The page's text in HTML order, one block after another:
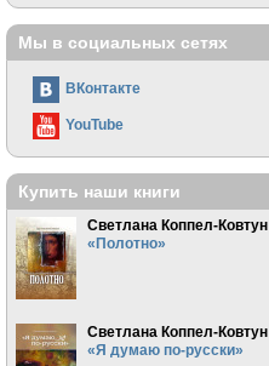
Мы в социальных сетях
ВКонтакте
YouTube
Купить наши книги
Светлана Коппел-Ковтун
«Полотно»
Светлана Коппел-Ковтун
«Я думаю по-русски»